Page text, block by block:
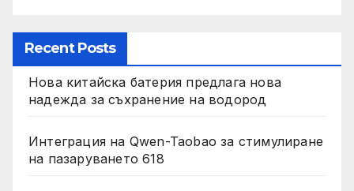
Recent Posts
Нова китайска батерия предлага нова
надежда за съхранение на водород
Интеграция на Qwen-Taobao за стимулиране
на пазаруването 618